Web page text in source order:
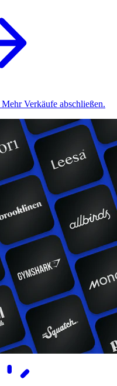
Verkäufe abschließen.